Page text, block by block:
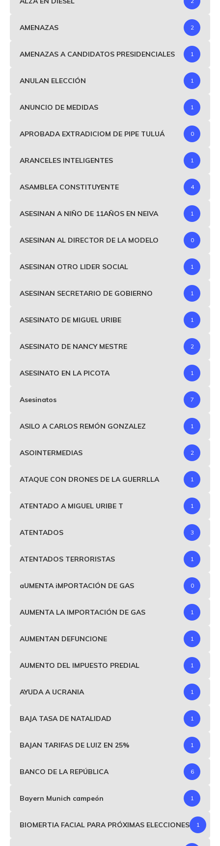
AMENAZAS 2
AMENAZAS A CANDIDATOS PRESIDENCIALES 1
ANULAN ELECCIÓN 1
ANUNCIO DE MEDIDAS 1
APROBADA EXTRADICIOM DE PIPE TULUÁ 0
ARANCELES INTELIGENTES 1
ASAMBLEA CONSTITUYENTE 4
ASESINAN A NIÑO DE 11AÑOS EN NEIVA 1
ASESINAN AL DIRECTOR DE LA MODELO 0
ASESINAN OTRO LIDER SOCIAL 1
ASESINAN SECRETARIO DE GOBIERNO 1
ASESINATO DE MIGUEL URIBE 1
ASESINATO DE NANCY MESTRE 2
ASESINATO EN LA PICOTA 1
Asesinatos 7
ASILO A CARLOS REMÓN GONZALEZ 1
ASOINTERMEDIAS 2
ATAQUE CON DRONES DE LA GUERRLLA 1
ATENTADO A MIGUEL URIBE T 1
ATENTADOS 3
ATENTADOS TERRORISTAS 1
aUMENTA iMPORTACIÓN DE GAS 0
AUMENTA LA IMPORTACIÓN DE GAS 1
AUMENTAN DEFUNCIONE 1
AUMENTO DEL IMPUESTO PREDIAL 1
AYUDA A UCRANIA 1
BAJA TASA DE NATALIDAD 1
BAJAN TARIFAS DE LUIZ EN 25% 1
BANCO DE LA REPÚBLICA 6
Bayern Munich campeón 1
BIOMERTIA FACIAL PARA PRÓXIMAS ELECCIONES 1